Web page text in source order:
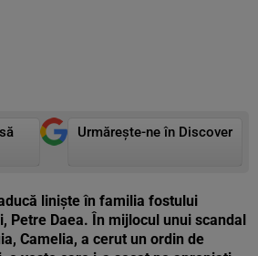
Urmărește-ne în Discover
liniște în familia fostului
Petre Daea. În mijlocul unui scandal
Camelia, a cerut un ordin de